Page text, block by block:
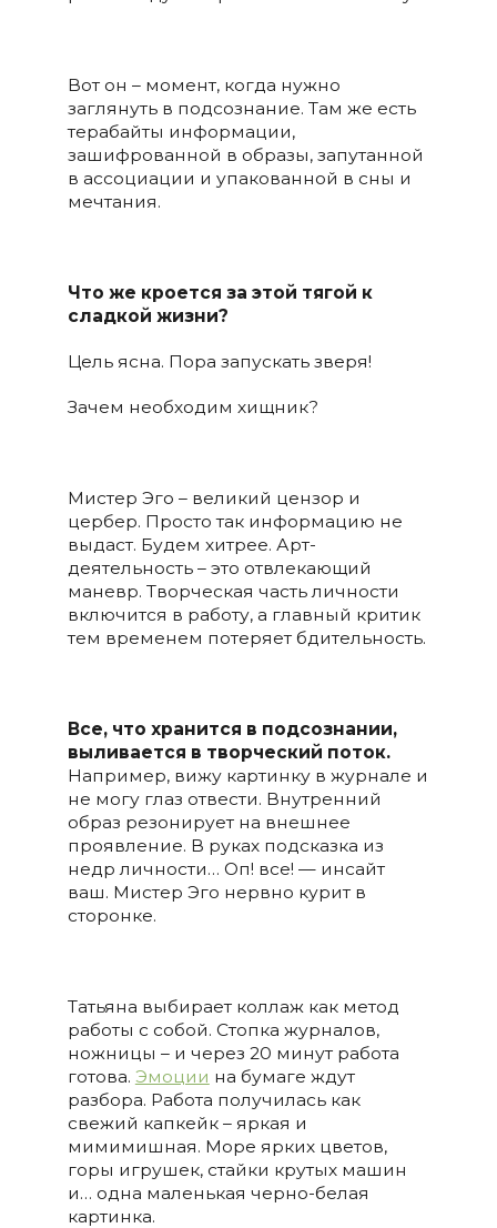
Вот он – момент, когда нужно
заглянуть в подсознание. Там же есть
терабайты информации,
зашифрованной в образы, запутанной
в ассоциации и упакованной в сны и
мечтания.
Что же кроется за этой тягой к
сладкой жизни?
Цель ясна. Пора запускать зверя!
Зачем необходим хищник?
Мистер Эго – великий цензор и
цербер. Просто так информацию не
выдаст. Будем хитрее. Арт-
деятельность – это отвлекающий
маневр. Творческая часть личности
включится в работу, а главный критик
тем временем потеряет бдительность.
Все, что хранится в подсознании,
выливается в творческий поток.
Например, вижу картинку в журнале и
не могу глаз отвести. Внутренний
образ резонирует на внешнее
проявление. В руках подсказка из
недр личности… Оп! все! — инсайт
ваш. Мистер Эго нервно курит в
сторонке.
Татьяна выбирает коллаж как метод
работы с собой. Стопка журналов,
ножницы – и через 20 минут работа
готова. Эмоции на бумаге ждут
разбора. Работа получилась как
свежий капкейк – яркая и
мимимишная. Море ярких цветов,
горы игрушек, стайки крутых машин
и… одна маленькая черно-белая
картинка.